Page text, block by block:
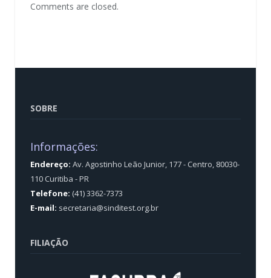
Comments are closed.
SOBRE
Informações:
Endereço: Av. Agostinho Leão Junior, 177 - Centro, 80030-
110 Curitiba - PR
Telefone: (41) 3362-7373
E-mail: secretaria@sinditest.org.br
FILIAÇÃO